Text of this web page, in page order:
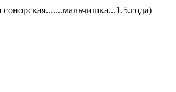
сонорская.......мальчишка...1.5.года)